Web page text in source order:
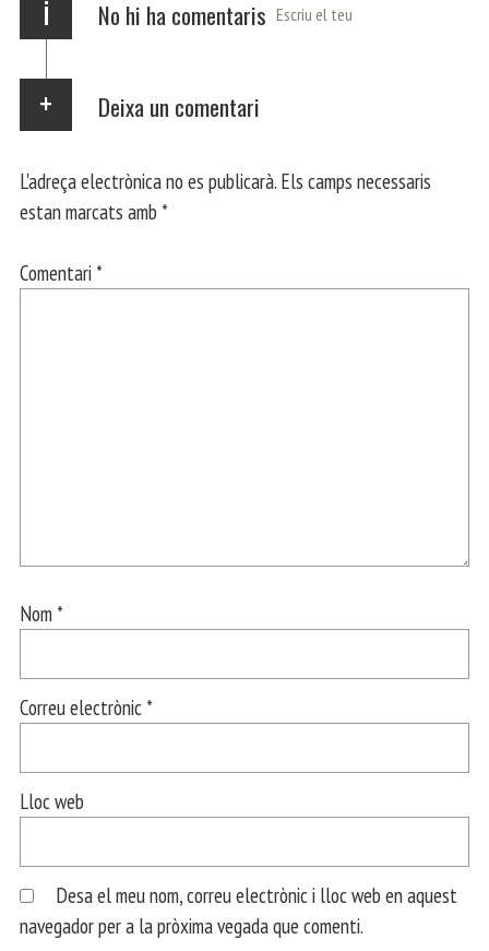
i No hi ha comentaris Escriu el teu
Deixa un comentari
L'adreça electrònica no es publicarà. Els camps necessaris
estan marcats amb *
Comentari *
Nom *
Correu electrònic *
Lloc web
Desa el meu nom, correu electrònic i lloc web en aquest
navegador per a la pròxima vegada que comenti.